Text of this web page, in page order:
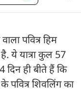
पवित्र हिम
ये यात्रा कुल 57
दिन ही बीते हैं कि
शिवलिंग का